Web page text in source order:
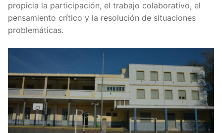
propicia la participación, el trabajo colaborativo, el
pensamiento crítico y la resolución de situaciones
problemáticas.